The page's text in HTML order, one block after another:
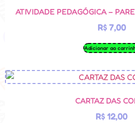
ATIVIDADE PEDAGÓGICA –
R$7,00
Adicionar ao
CARTAZ DAS
R$12,00